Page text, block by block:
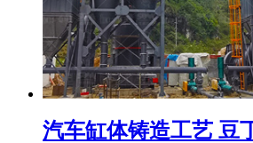
汽车缸体铸造工艺 豆